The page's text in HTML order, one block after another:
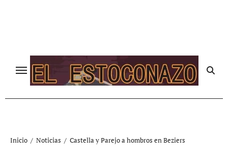
Inicio Noticias Castella y Parejo a hombros en Beziers